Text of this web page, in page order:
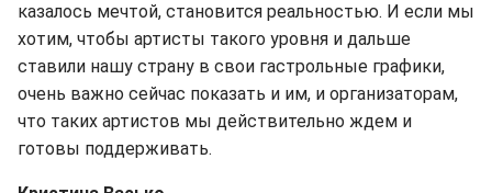
казалось мечтой, становится реальностью. И если мы
хотим, чтобы артисты такого уровня и дальше
ставили нашу страну в свои гастрольные графики,
очень важно сейчас показать и им, и организаторам,
что таких артистов мы действительно ждем и
готовы поддерживать.